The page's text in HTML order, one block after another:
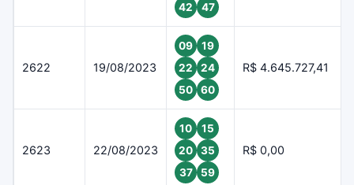
42
47
2622 19/08/2023
09
19
22
24
50
60
R$ 4.645.727,41
2623 22/08/2023
10
15
20
35
37
59
R$ 0,00